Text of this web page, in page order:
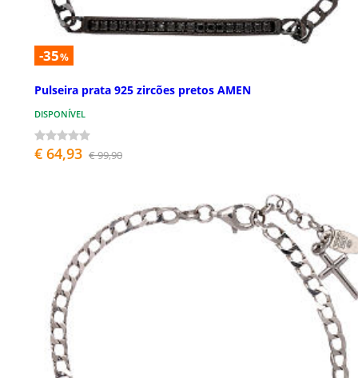
-35%
Pulseira prata 925 zircões pretos AMEN
DISPONÍVEL
€ 64,93 € 99,90